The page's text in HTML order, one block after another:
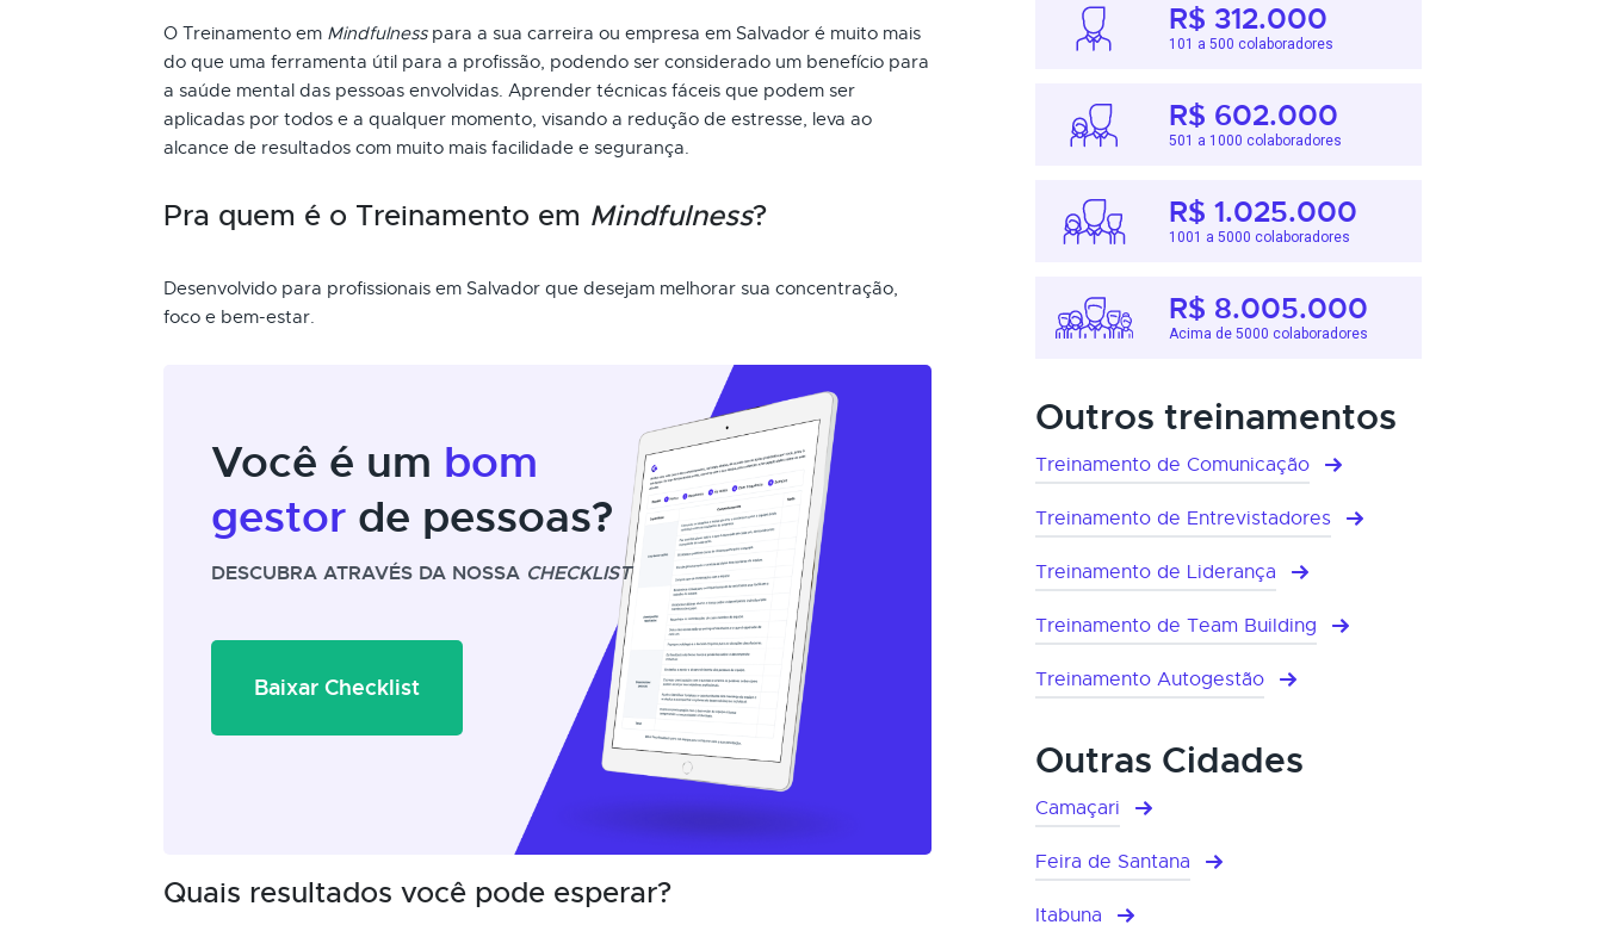
O Treinamento em Mindfulnesspara a sua carreira ou empresa em Salvador é muito mais
do que uma ferramenta útil para a profissão, podendo ser considerado um benefício para
a saúde mental das pessoas envolvidas. Aprender técnicas fáceis que podem ser
aplicadas por todos e a qualquer momento, visando a redução de estresse, leva ao
alcance de resultados com muito mais facilidade e segurança.
Pra quem é o Treinamento em Mindfulness?
Desenvolvido para profissionais em Salvador que desejam melhorar sua concentração,
foco e bem-estar.
Você é um bom
gestor de pessoas?
DESCUBRA ATRAVÉS DA NOSSA CHECKLIST
Baixar Checklist
Quais resultados você pode esperar?
R$ 312.000
101 a 500 colaboradores
R$ 602.000
501 a 1000 colaboradores
R$ 1.025.000
1001 a 5000 colaboradores
R$ 8.005.000
Acima de 5000 colaboradores
Outros treinamentos
Treinamento de Comunicação
Treinamento de Entrevistadores
Treinamento de Liderança
Treinamento de Team Building
Treinamento Autogestão
Outras Cidades
Camaçari
Feira de Santana
Itabuna